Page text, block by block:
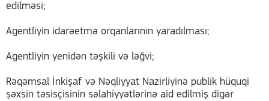
edilməsi;
Agentliyin idarəetmə orqanlarının yaradılması;
Agentliyin yenidən təşkili və ləğvi;
Rəqəmsal İnkişaf və Nəqliyyat Nazirliyinə publik hüquqi
şəxsin təsisçisinin səlahiyyətlərinə aid edilmiş digər